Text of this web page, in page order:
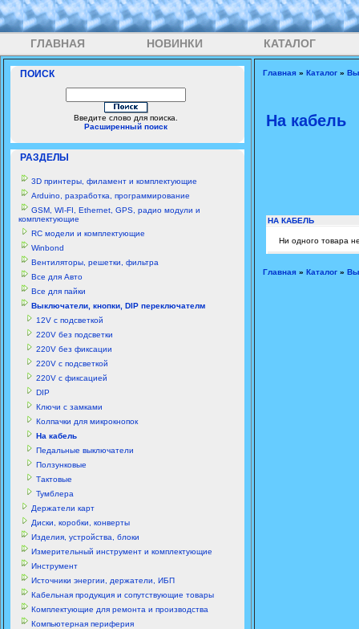
ГЛАВНАЯ НОВИНКИ КАТАЛОГ
ПОИСК
Введите слово для поиска.
Расширенный поиск
РАЗДЕЛЫ
3D принтеры, филамент и комплектующие
Arduino, разработка, программирование
GSM, WI-FI, Ethernet, GPS, радио модули и
комплектующие
RC модели и комплектующие
Winbond
Вентиляторы, решетки, фильтра
Все для Авто
Все для пайки
Выключатели, кнопки, DIP переключателм
12V с подсветкой
220V без подсветки
220V без фиксации
220V с подсветкой
220V с фиксацией
DIP
Ключи с замками
Колпачки для микрокнопок
На кабель
Педальные выключатели
Ползунковые
Тактовые
Тумблера
Держатели карт
Диски, коробки, конверты
Изделия, устройства, блоки
Измерительный инструмент и комплектующие
Инструмент
Источники энергии, держатели, ИБП
Кабельная продукция и сопутствующие товары
Комплектующие для ремонта и производства
Компьютерная периферия
Главная » Каталог »
На кабель
НА КАБЕЛЬ
Ни одного товара
Главная » Каталог »